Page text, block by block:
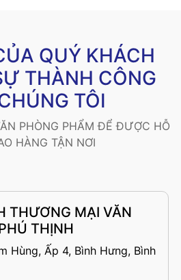
QUÝ KHÁCH
THÀNH CÔNG
TÔI
PHÒNG PHẨM ĐỂ ĐƯỢC HỖ
HÀNG TẬN NƠI
THƯƠNG MẠI VĂN
THỊNH
Hùng, Ấp 4, Bình Hưng, Bình